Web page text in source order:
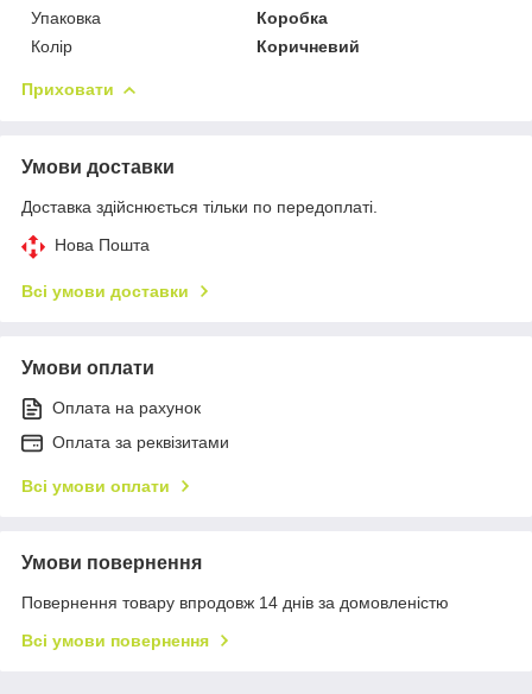
Упаковка
Коробка
Колір
Коричневий
Приховати
Умови доставки
Доставка здійснюється тільки по передоплаті.
Нова Пошта
Всі умови доставки
Умови оплати
Оплата на рахунок
Оплата за реквізитами
Всі умови оплати
Умови повернення
Повернення товару впродовж 14 днів за домовленістю
Всі умови повернення